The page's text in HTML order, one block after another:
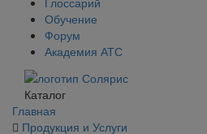
Обучение
Форум
Академия АТС
Каталог
Главная
Продукция и Услуги